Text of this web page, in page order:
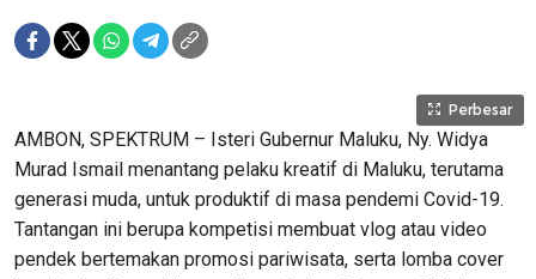
Perbesar
AMBON, SPEKTRUM – Isteri Gubernur Maluku, Ny. Widya
Murad Ismail menantang pelaku kreatif di Maluku, terutama
generasi muda, untuk produktif di masa pendemi Covid-19.
Tantangan ini berupa kompetisi membuat vlog atau video
pendek bertemakan promosi pariwisata, serta lomba cover